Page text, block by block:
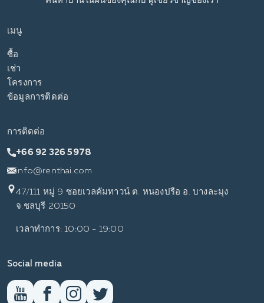
เมนู
ซื้อ
เช่า
โครงการ
ข้อมูลการติดต่อ
การติดต่อ
+66 92 326 5978
info@renthai.com
47/111 หมู่ 9 ซอยเวลคัมทาวน์ ต. หนองปรือ อ. บางละมุง
จ.ชลบุรี 20150
เวลาทำการ: 10:00 - 19:00
Social media